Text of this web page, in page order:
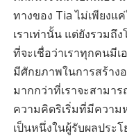
ทางของ Tia ไม่เพียงแ
เราเท่านั้น แต่ยังรวมถึ
ที่จะเชื่อว่าเราทุกคนมี
มีศักยภาพในการสร้าง
มากกว่าที่เราจะสามา
ความคิดริเริ่มที่มีความ
เป็นหนึ่งในผู้รับผลประ